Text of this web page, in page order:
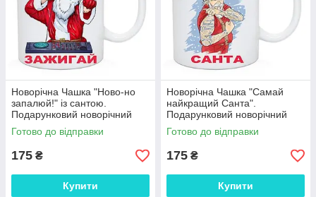
Новорічна Чашка "Ново-но
запалюй!" із сантою.
Подарунковий новорічний
кухоль
Готово до відправки
175 ₴
Купити
Новорічна Чашка "Самай
найкращий Санта".
Подарунковий новорічний
кухоль
Готово до відправки
175 ₴
Купити